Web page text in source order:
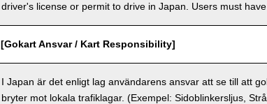
driver's license or permit to drive in Japan. Users must
[Gokart Ansvar / Kart Responsibility]
I Japan är det enligt lag användarens ansvar att se till att
bryter mot lokala trafiklagar. (Exempel: Sidoblinkersljus,